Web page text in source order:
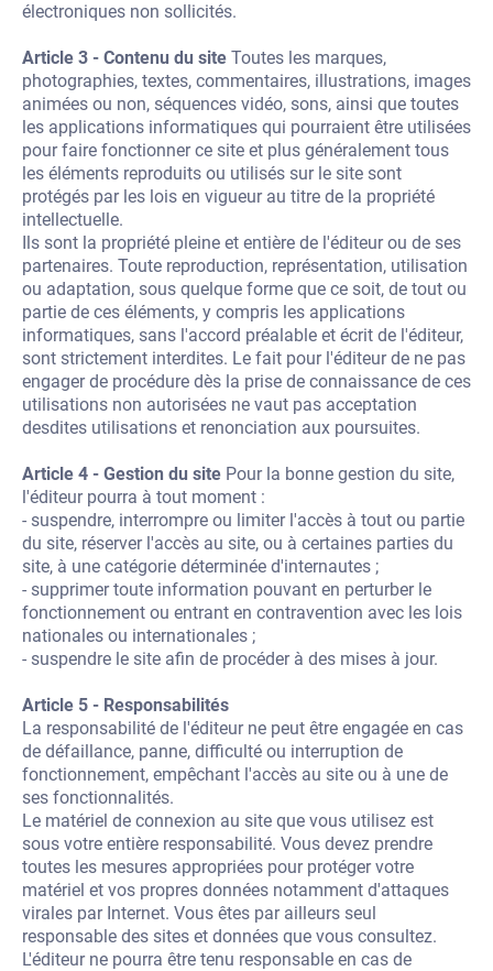
électroniques non sollicités.
Article 3 - Contenu du site Toutes les marques,
photographies, textes, commentaires, illustrations, images
animées ou non, séquences vidéo, sons, ainsi que toutes
les applications informatiques qui pourraient être utilisées
pour faire fonctionner ce site et plus généralement tous
les éléments reproduits ou utilisés sur le site sont
protégés par les lois en vigueur au titre de la propriété
intellectuelle.
Ils sont la propriété pleine et entière de l'éditeur ou de ses
partenaires. Toute reproduction, représentation, utilisation
ou adaptation, sous quelque forme que ce soit, de tout ou
partie de ces éléments, y compris les applications
informatiques, sans l'accord préalable et écrit de l'éditeur,
sont strictement interdites. Le fait pour l'éditeur de ne pas
engager de procédure dès la prise de connaissance de ces
utilisations non autorisées ne vaut pas acceptation
desdites utilisations et renonciation aux poursuites.
Article 4 - Gestion du site Pour la bonne gestion du site,
l'éditeur pourra à tout moment :
- suspendre, interrompre ou limiter l'accès à tout ou partie
du site, réserver l'accès au site, ou à certaines parties du
site, à une catégorie déterminée d'internautes ;
- supprimer toute information pouvant en perturber le
fonctionnement ou entrant en contravention avec les lois
nationales ou internationales ;
- suspendre le site afin de procéder à des mises à jour.
Article 5 - Responsabilités
La responsabilité de l'éditeur ne peut être engagée en cas
de défaillance, panne, difficulté ou interruption de
fonctionnement, empêchant l'accès au site ou à une de
ses fonctionnalités.
Le matériel de connexion au site que vous utilisez est
sous votre entière responsabilité. Vous devez prendre
toutes les mesures appropriées pour protéger votre
matériel et vos propres données notamment d'attaques
virales par Internet. Vous êtes par ailleurs seul
responsable des sites et données que vous consultez.
L'éditeur ne pourra être tenu responsable en cas de